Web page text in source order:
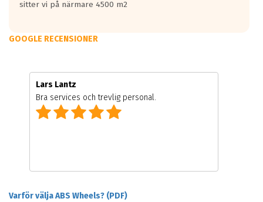
sitter vi på närmare 4500 m2
GOOGLE RECENSIONER
Lars Lantz
Bra services och trevlig personal.
Varför välja ABS Wheels? (PDF)